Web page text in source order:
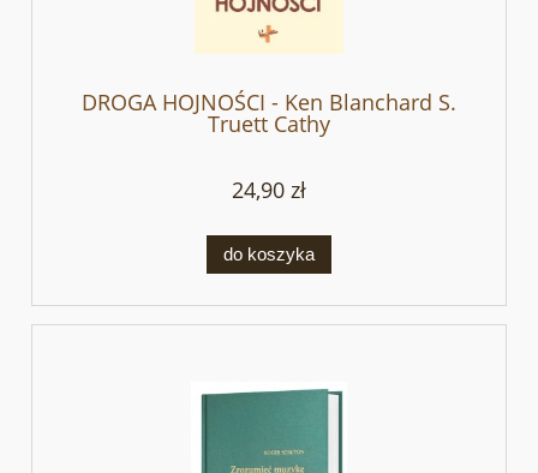
DROGA HOJNOŚCI - Ken Blanchard S.
Truett Cathy
24,90 zł
do koszyka